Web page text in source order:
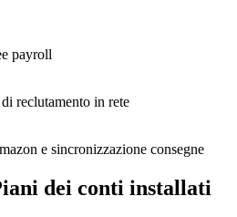
payroll
reclutamento in rete
e sincronizzazione consegne
dei conti installati